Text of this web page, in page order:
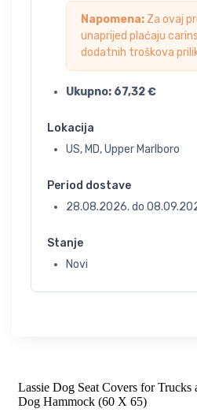
Napomena: Za ovaj
unaprijed plaćaju
dodatnih troškova
Ukupno: 67,32€
Lokacija
US, MD, Upper Marlboro
Period dostave
28.08.2026. do
Stanje
Novi